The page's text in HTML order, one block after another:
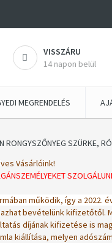
VISSZÁRU
14 napon belül
MEGRENDELÉS
RONGYSZŐNYEG SZÜRKE,
Vásárlóink!
működik, így a 2022.
bevételünk kifizetőtől.
díjánakkifizetése is
kiállítása, melyen